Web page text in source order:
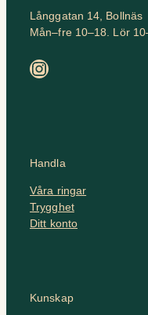
Långgatan 14, Bollnäs
Mån–fre 10–18. Lör
Instagram
Handla
Våra ringar
Trygghet
Ditt konto
Kunskap